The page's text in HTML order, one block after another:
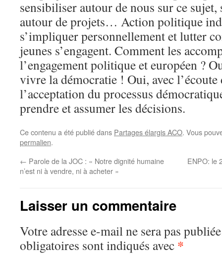
sensibiliser autour de nous sur ce sujet,
autour de projets… Action politique
s’impliquer personnellement et lutter
jeunes s’engagent. Comment les
l’engagement politique et européen ?
vivre la démocratie ! Oui, avec l’écoute
l’acceptation du processus
prendre et assumer les décisions.
Ce contenu a été publié dans Partages élargis ACO. Vous
permalien.
← Parole de la JOC : « Notre dignité humaine
n’est ni à vendre, ni à acheter »
ENPO: le
Laisser un commentaire
Votre adresse e-mail ne sera pas
obligatoires sont indiqués avec *